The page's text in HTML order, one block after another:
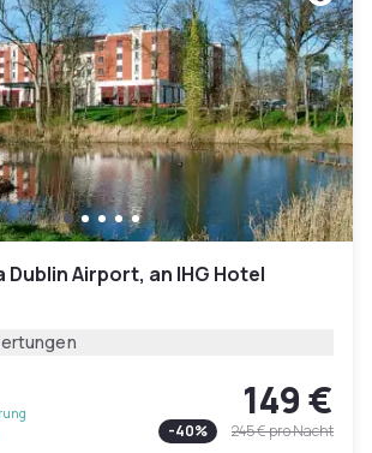
Dublin Airport, an IHG Hotel
149 €
-40% 245 €pro Nacht